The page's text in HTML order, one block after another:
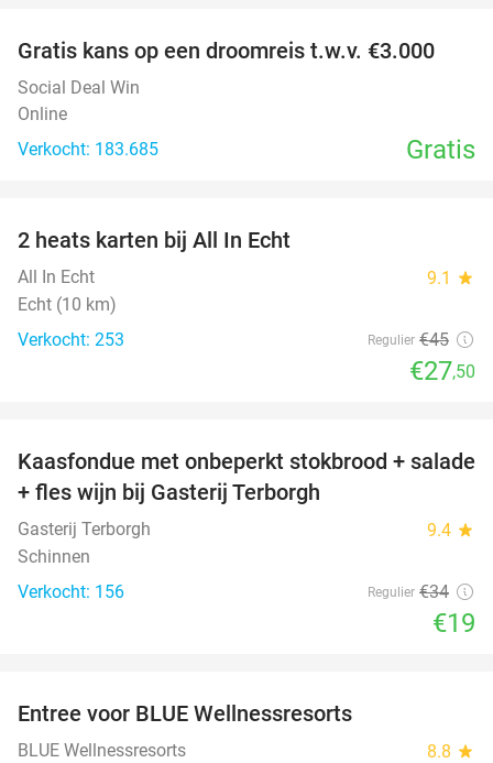
Gratis kans op een droomreis t.w.v. €3.000
Social Deal Win
Online
Verkocht: 183.685
Gratis
2 heats karten bij All In Echt
All In Echt 9.1 star
Echt (10 km)
Verkocht: 253
Regulier €45
€27,50
44%
Kaasfondue met onbeperkt stokbrood + salade
+ fles wijn bij Gasterij Terborgh
Gasterij Terborgh 9.4 star
Schinnen
Verkocht: 156
Regulier €34
€19
Entree voor BLUE Wellnessresorts
BLUE Wellnessresorts 8.8 star